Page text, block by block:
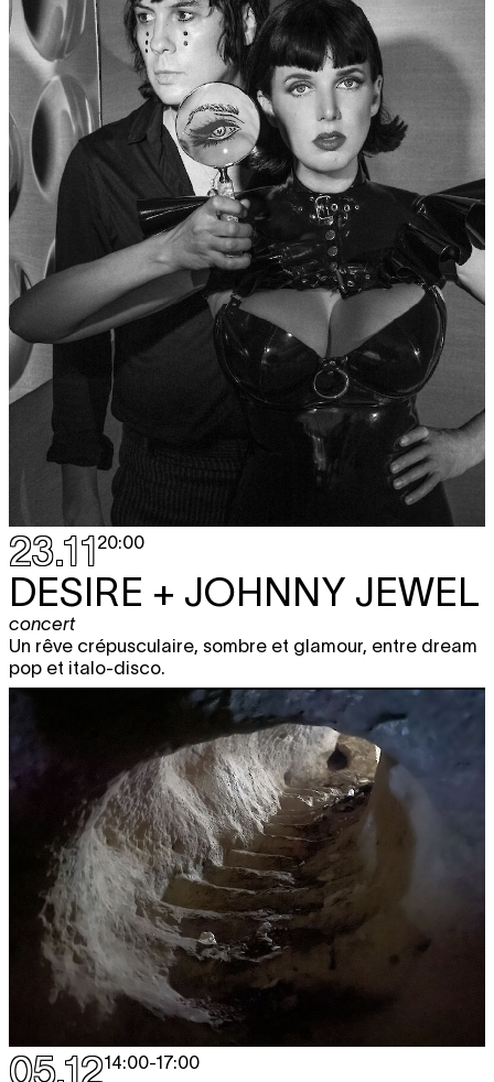
23.1120:00
DESIRE + JOHNNY JEWEL
concert
Un rêve crépusculaire, sombre et glamour, entre dream
pop et italo-disco.
05.1214:00-17:00